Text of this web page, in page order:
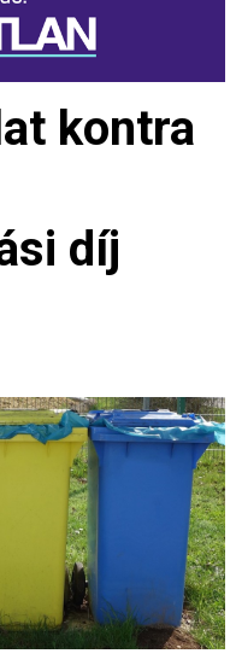
kontra
díj